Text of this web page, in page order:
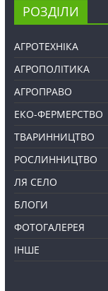
РОЗДІЛИ
АГРОТЕХНІКА
АГРОПОЛІТИКА
АГРОПРАВО
ЕКО-ФЕРМЕРСТВО
ТВАРИННИЦТВО
РОСЛИННИЦТВО
ЛЯ СЕЛО
БЛОГИ
ФОТОГАЛЕРЕЯ
ІНШЕ